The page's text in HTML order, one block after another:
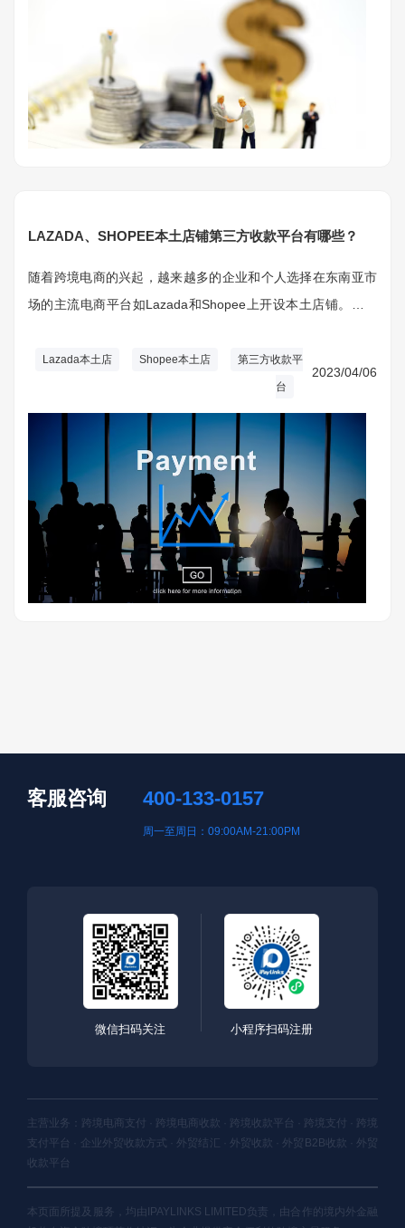
LAZADA、SHOPEE本土店铺第三方收款平台有哪些？
随着跨境电商的兴起，越来越多的企业和个人选择在东南亚市
场的主流电商平台如Lazada和Shopee上开设本土店铺。为了
的工具。本文将为您详细介绍Lazada和Shopee本土店铺的第
Lazada本土店 Shopee本土店 第三方收款平
台
2023/04/06
客服咨询 400-133-0157
周一至周日：09:00AM-21:00PM
微信扫码关注 小程序扫码注册
主营业务：跨境电商支付 · 跨境电商收款 · 跨境收款平台 · 跨境支付 · 跨境
支付平台 · 企业外贸收款方式 · 外贸结汇 · 外贸收款 · 外贸B2B收款 · 外贸
收款平台
本页面所提及服务，均由IPAYLINKS LIMITED负责，由合作的境内外金融